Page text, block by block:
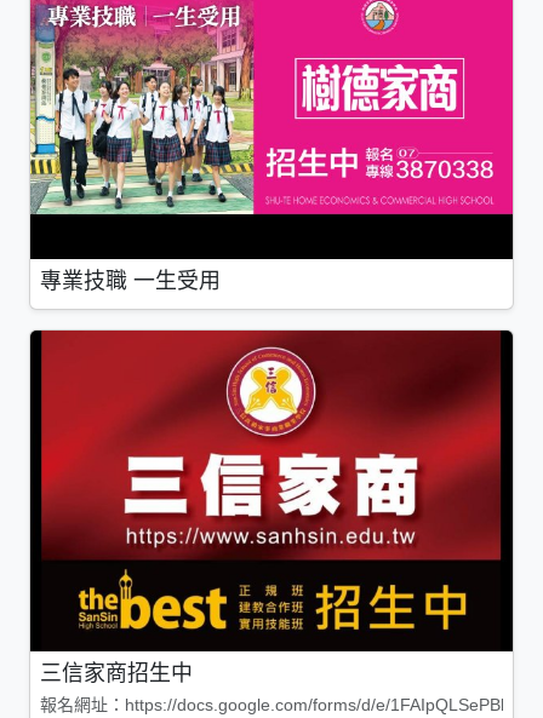
專業技職 一生受用
三信家商招生中
報名網址：https://docs.google.com/forms/d/e/